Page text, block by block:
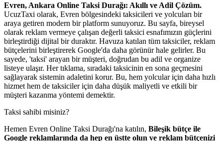
Evren, Ankara Online Taksi Durağı: Akıllı ve Adil Çözüm.
UcuzTaxi olarak, Evren bölgesindeki taksicileri ve yolcuları bir
araya getiren modern bir platform sunuyoruz. Bu sayfa, bireysel
olarak reklam vermeye çalışan değerli taksici esnafımızın güçlerini
birleştirdiği dijital bir duraktır. Havuza katılan tüm taksiciler, reklam
bütçelerini birleştirerek Google'da daha görünür hale gelirler. Bu
sayede, 'taksi' arayan bir müşteri, doğrudan bu adil ve organize
listeye ulaşır. Her tıklama, sıradaki taksicinin en sona geçmesini
sağlayarak sistemin adaletini korur. Bu, hem yolcular için daha hızlı
hizmet hem de taksiciler için daha düşük maliyetli ve etkili bir
müşteri kazanma yöntemi demektir.
Taksi sahibi misiniz?
Hemen Evren Online Taksi Durağı'na katılın, Bileşik bütçe ile
Google reklamlarında da hep en üstte olun ve reklam bütçenizi